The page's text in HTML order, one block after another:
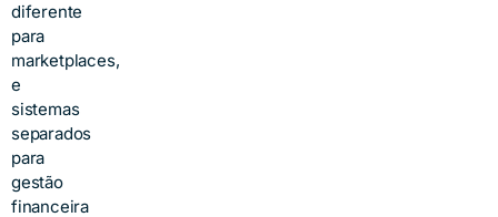
diferente
para
marketplaces,
e
sistemas
separados
para
gestão
financeira